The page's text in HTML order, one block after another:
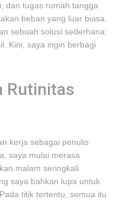
dan tugas rumah tangga
beban yang luar biasa.
sebuah solusi sederhana:
Kini, saya ingin berbagi
Rutinitas
kerja sebagai penulis
saya mulai merasa
malam seringkali
saya bahkan lupa untuk
titik tertentu, semua itu